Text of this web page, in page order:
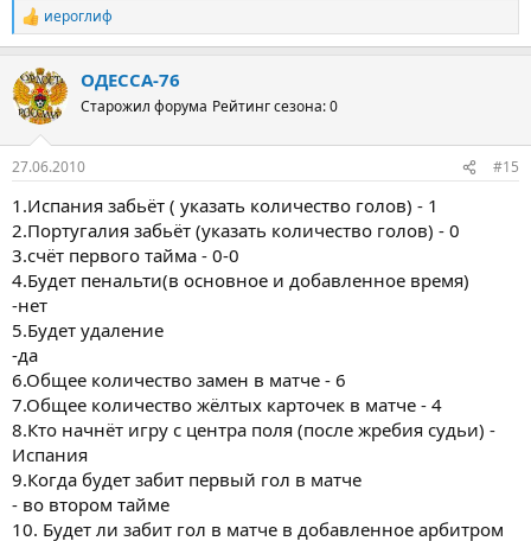
Р
е
к
ц
и
иероглиф
ОДЕССА-76
Старожил форума Рейтинг сезона: 0
27.06.2010 #15
1.Испания забьёт ( указать количество голов) - 1
2.Португалия забьёт (указать количество голов) - 0
3.счёт первого тайма - 0-0
4.Будет пенальти(в основное и добавленное время)
-нет
5.Будет удаление
-да
6.Общее количество замен в матче - 6
7.Общее количество жёлтых карточек в матче - 4
8.Кто начнёт игру с центра поля (после жребия судьи) -
Испания
9.Когда будет забит первый гол в матче
- во втором тайме
10. Будет ли забит гол в матче в добавленное арбитром